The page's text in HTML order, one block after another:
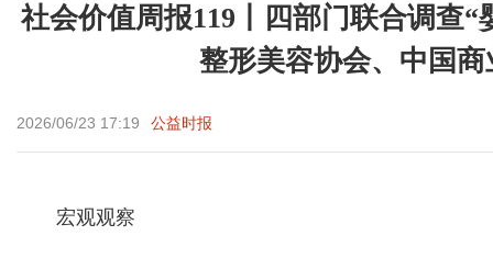
社会价值周报119丨四部门联合调查
整形美容协会、中国
2026/06/23 17:19 公益时报
宏观观察